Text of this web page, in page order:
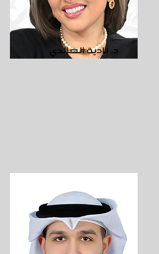
د. نادية الخالدي